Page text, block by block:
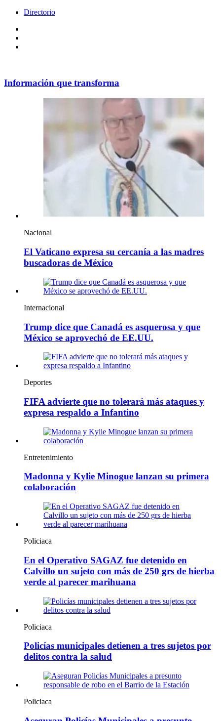
Directorio
Información que transforma
Nacional
El Vaticano expresa su cercanía a las madres
buscadoras de México
Internacional
Trump dice que Canadá es asquerosa y que
México se aprovechó de EE.UU.
Deportes
FIFA advierte que no tolerará más ataques y
expresa respaldo a Infantino
Entretenimiento
Madonna y Kylie Minogue lanzan su primera
colaboración
Policiaca
En el Operativo SAGAZ fue detenido en
Calvillo un sujeto con más de 250 grs de hierba
verde al parecer marihuana
Policiaca
Policías municipales detienen a tres sujetos por
delitos contra la salud
Policiaca